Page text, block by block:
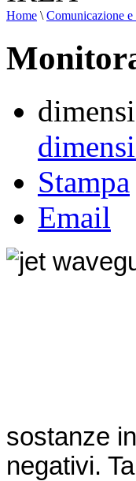
Home \ Comunicazione e
Stampa
Email
sostanze
negativi.